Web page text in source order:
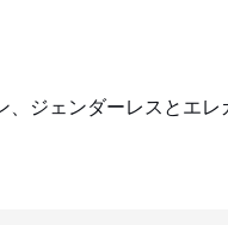
ジェンダーレスとエ